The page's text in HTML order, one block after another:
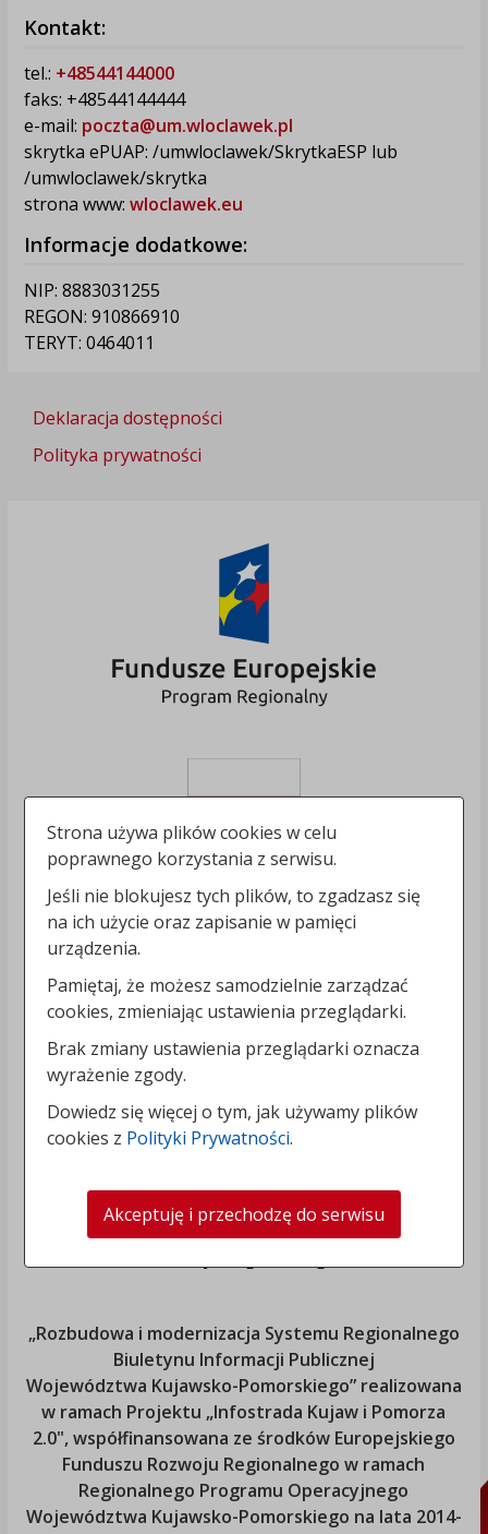
Kontakt:
tel.: +48544144000
faks: +48544144444
e-mail: poczta@um.wloclawek.pl
skrytka ePUAP: /umwloclawek/SkrytkaESP lub
/umwloclawek/skrytka
strona www: wloclawek.eu
Informacje dodatkowe:
NIP: 8883031255
REGON: 910866910
TERYT: 0464011
Deklaracja dostępności
Polityka prywatności
„Rozbudowa i modernizacja Systemu Regionalnego
Biuletynu Informacji Publicznej
Województwa Kujawsko-Pomorskiego” realizowana
w ramach Projektu „Infostrada Kujaw i Pomorza
2.0", współfinansowana ze środków Europejskiego
Funduszu Rozwoju Regionalnego w ramach
Regionalnego Programu Operacyjnego
Województwa Kujawsko-Pomorskiego na lata 2014-
Strona używa plików cookies w celu
poprawnego korzystania z serwisu.
Jeśli nie blokujesz tych plików, to zgadzasz się
na ich użycie oraz zapisanie w pamięci
urządzenia.
Pamiętaj, że możesz samodzielnie zarządzać
cookies, zmieniając ustawienia przeglądarki.
Brak zmiany ustawienia przeglądarki oznacza
wyrażenie zgody.
Dowiedz się więcej o tym, jak używamy plików
cookies z Polityki Prywatności.
Akceptuję i przechodzę do serwisu